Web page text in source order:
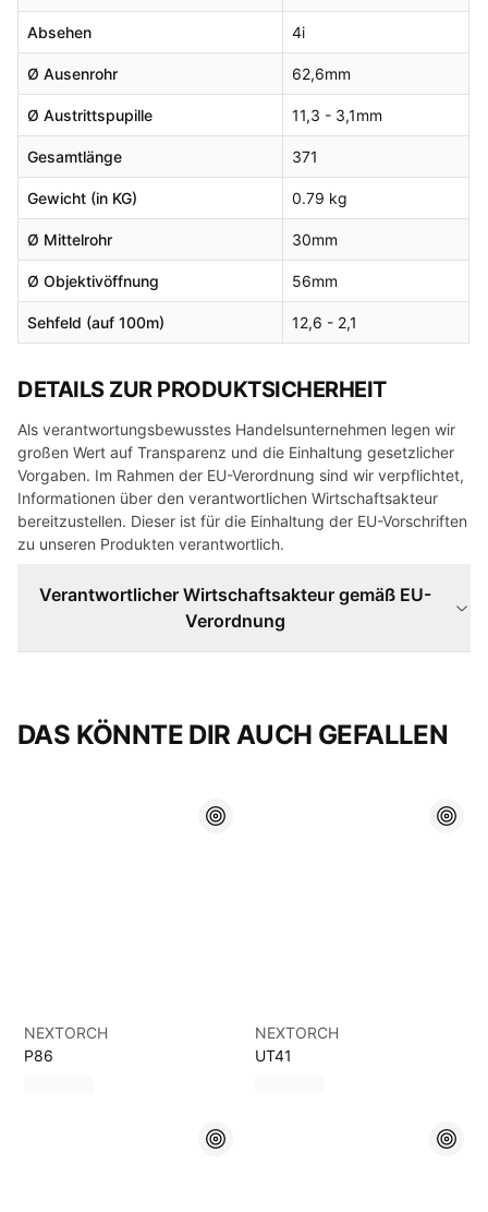
Absehen 4i
Ø Ausenrohr 62,6mm
Ø Austrittspupille 11,3 - 3,1mm
Gesamtlänge 371
Gewicht (in KG) 0.79 kg
Ø Mittelrohr 30mm
Ø Objektivöffnung 56mm
Sehfeld (auf 100m) 12,6 - 2,1
DETAILS ZUR PRODUKTSICHERHEIT
Als verantwortungsbewusstes Handelsunternehmen legen wir
großen Wert auf Transparenz und die Einhaltung gesetzlicher
Vorgaben. Im Rahmen der EU-Verordnung sind wir verpflichtet,
Informationen über den verantwortlichen Wirtschaftsakteur
bereitzustellen. Dieser ist für die Einhaltung der EU-Vorschriften
zu unseren Produkten verantwortlich.
Verantwortlicher Wirtschaftsakteur gemäß EU-
Verordnung
DAS KÖNNTE DIR AUCH GEFALLEN
NEXTORCH
P86
NEXTORCH
UT41